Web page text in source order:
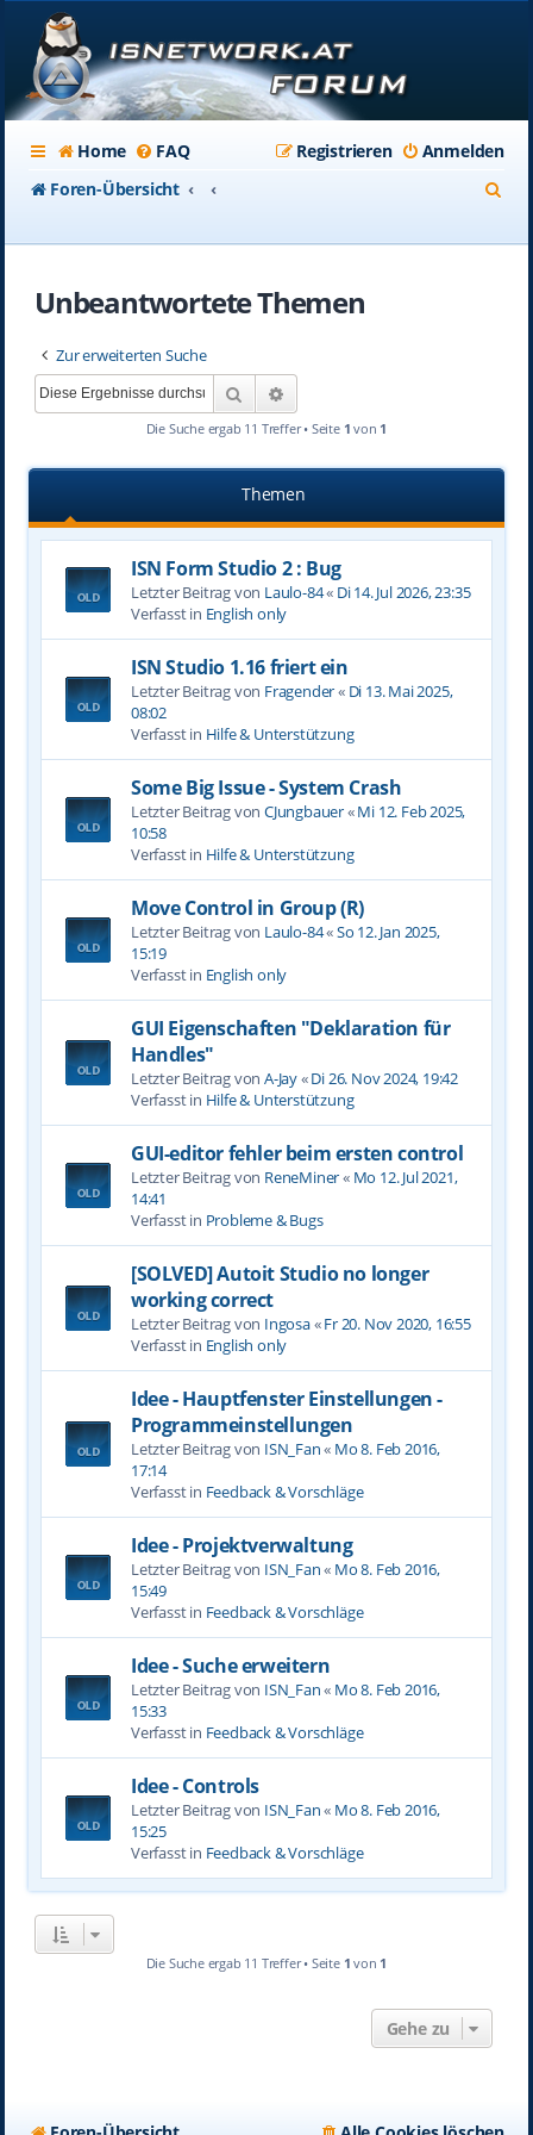
Home FAQ Anmelden
Registrieren
Foren-Übersicht
Unbeantwortete Themen
Zur erweiterten Suche
Suche
Die Suche ergab 11 Treffer • Seite 1 von 1
Themen
ISN Form Studio 2 : Bug
Letzter Beitrag von Laulo-84« Di 14. Jul 2026, 23:35
Verfasst in English only
ISN Studio 1.16 friert ein
Letzter Beitrag von Fragender« Di 13. Mai 2025,
08:02
Verfasst in Hilfe & Unterstützung
Some Big Issue - System Crash
Letzter Beitrag von CJungbauer«Mi 12. Feb 2025,
10:58
Verfasst in Hilfe & Unterstützung
Move Control in Group (R)
Letzter Beitrag von Laulo-84«So 12. Jan 2025,
15:19
Verfasst in English only
GUI Eigenschaften "Deklaration für
Handles"
Letzter Beitrag von A-Jay«Di 26. Nov 2024, 19:42
Verfasst in Hilfe & Unterstützung
GUI-editor fehler beim ersten control
Letzter Beitrag von ReneMiner« Mo 12. Jul 2021,
14:41
Verfasst in Probleme & Bugs
[SOLVED] Autoit Studio no longer
working correct
Letzter Beitrag von Ingosa«Fr 20. Nov 2020, 16:55
Verfasst in English only
Idee - Hauptfenster Einstellungen -
Programmeinstellungen
Letzter Beitrag von ISN_Fan« Mo 8. Feb 2016,
17:14
Verfasst in Feedback & Vorschläge
Idee - Projektverwaltung
Letzter Beitrag von ISN_Fan« Mo 8. Feb 2016,
15:49
Verfasst in Feedback & Vorschläge
Idee - Suche erweitern
Letzter Beitrag von ISN_Fan« Mo 8. Feb 2016,
15:33
Verfasst in Feedback & Vorschläge
Idee - Controls
Letzter Beitrag von ISN_Fan« Mo 8. Feb 2016,
15:25
Verfasst in Feedback & Vorschläge
Die Suche ergab 11 Treffer • Seite 1 von 1
Gehe zu